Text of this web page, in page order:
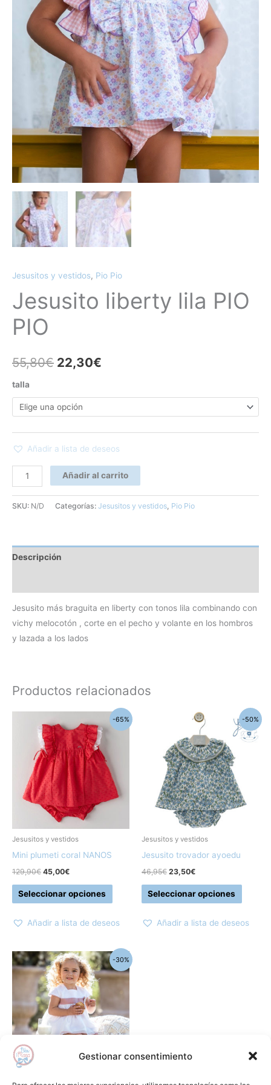
Gestionar consentimiento
Jesusitos y vestidos, Pio Pio
Jesusito liberty lila PIO
PIO
55,80€ 22,30€
talla
Añadir a lista de deseos
Añadir al carrito
SKU: N/D Categorías: Jesusitos y vestidos Pio Pio
Descripción
Jesusito más braguita en liberty con tonos lila combinando con
vichy melocotón , corte en el pecho y volante en los hombros
y lazada a los lados
Productos relacionados
-65%
Jesusitos y vestidos
Mini plumeti coral NANOS
129,90€
precio
original
era:
129,90€.
45,00€
precio
actual
es:
45,00€.
Seleccionar opciones
Este
producto
variantes.
Las
la
producto
Añadir a lista de deseos
-50%
Jesusitos y vestidos
Jesusito trovador ayoedu
46,95€
original
era:
46,95€.
23,50€
El
precio
actual
es:
23,50€.
Seleccionar opciones
Este
Las
la
Añadir a lista de deseos
-30%
El
precio
original
era:
51,95€.
El
precio
actual
es:
36,35€.
Este
producto
tiene
variantes.
Las